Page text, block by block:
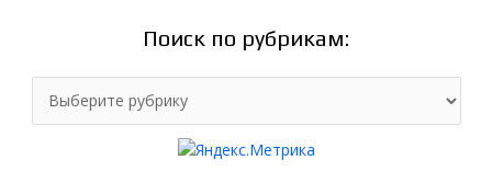
Поиск по рубрикам: